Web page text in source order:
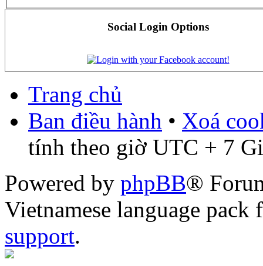
Social Login Options
Trang chủ
Ban điều hành • Xoá
tính theo giờ UTC + 7
Powered by phpBB®
Vietnamese language
support.